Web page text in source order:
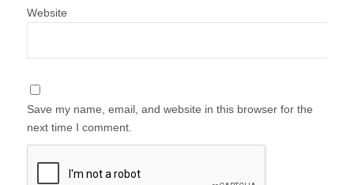
Website
Save my name, email, and website in this browser for the
next time I comment.